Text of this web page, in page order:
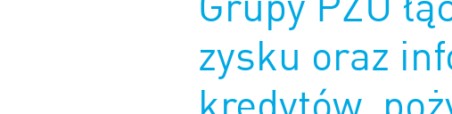
zysku oraz
kredytów,